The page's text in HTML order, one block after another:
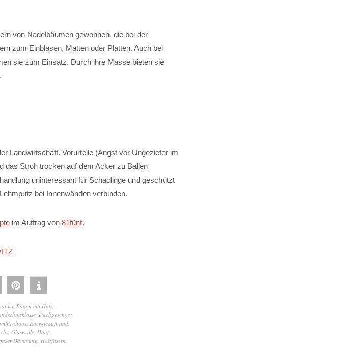
von Nadelbäumen gewonnen, die bei der
zum Einblasen, Matten oder Platten. Auch bei
sie zum Einsatz. Durch ihre Masse bieten sie
Landwirtschaft. Vorurteile (Angst vor Ungeziefer im
das Stroh trocken auf dem Acker zu Ballen
uninteressant für Schädlinge und geschützt
bei Innenwänden verbinden.
im Auftrag von 81fünf.
, Bauen mit Holz
Dachgeschoss
Energieaufwand
Glaswolle Hanf,
Dämmung Holzfasern